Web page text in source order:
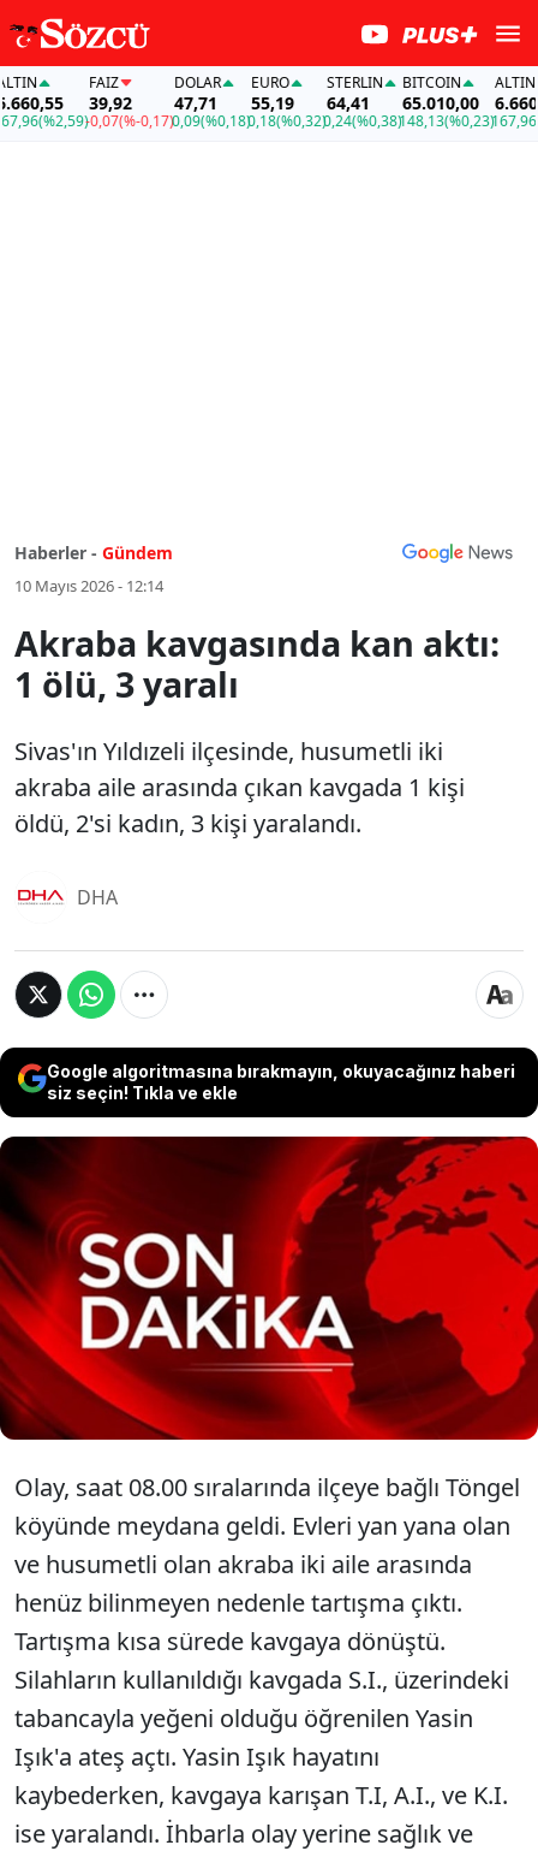
(%2,59)
FAİZ
39,92
-0,07(%-0,17)
DOLAR
47,71
0,09(%0,18)
EURO
55,19
0,18(%0,32)
STERLIN
64,41
0,24(%0,38)
BITCOIN
65.010,00
148,13(%0,23)
ALTIN
167,96
Haberler - Gündem
10 Mayıs 2026 - 12:14
Akraba kavgasında kan aktı:
1 ölü, 3 yaralı
Sivas'ın Yıldızeli ilçesinde, husumetli iki
akraba aile arasında çıkan kavgada 1 kişi
öldü, 2'si kadın, 3 kişi yaralandı.
DHA
Google algoritmasına bırakmayın, okuyacağınız haberi
siz seçin! Tıkla ve ekle
Sivas'ın Yıldızeli ilçesinde, husumetli iki
akraba aile arasında çıkan kavgada 1
kişi öldü, 2'si kadın, 3 kişi yaralandı.
Olay, saat 08.00 sıralarında ilçeye bağlı Töngel
köyünde meydana geldi. Evleri yan yana olan
ve husumetli olan akraba iki aile arasında
henüz bilinmeyen nedenle tartışma çıktı.
Tartışma kısa sürede kavgaya dönüştü.
Silahların kullanıldığı kavgada S.I., üzerindeki
tabancayla yeğeni olduğu öğrenilen Yasin
Işık'a ateş açtı. Yasin Işık hayatını
kaybederken, kavgaya karışan T.I, A.I., ve K.I.
ise yaralandı. İhbarla olay yerine sağlık ve